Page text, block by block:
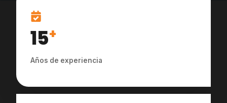
15+
Años de experiencia